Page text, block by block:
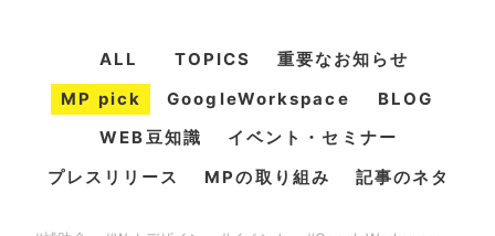
ALL TOPICS
重要なお知らせ
MP pick
GoogleWorkspace
BLOG
WEB豆知識
イベント・セミナー
プレスリリース
MPの取り組み 記事のネタ